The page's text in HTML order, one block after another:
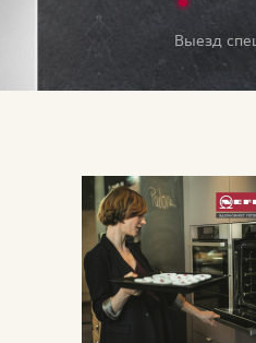
Выезд